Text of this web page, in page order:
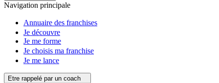
Navigation principale
Annuaire des franchises
Je découvre
Je me forme
Je choisis ma franchise
Je me lance
Etre rappelé par un coach